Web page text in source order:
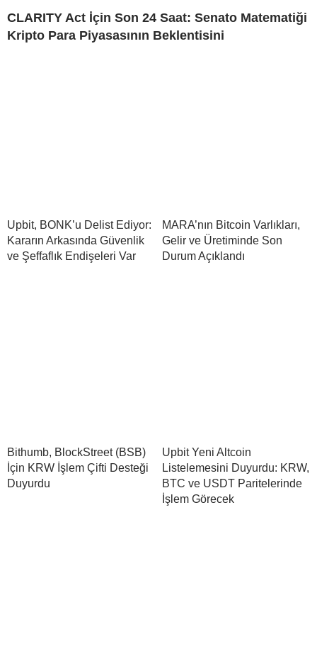
CLARITY Act İçin Son 24 Saat: Senato Matematiği
Kripto Para Piyasasının Beklentisini
Upbit, BONK’u Delist Ediyor:
Kararın Arkasında Güvenlik
ve Şeffaflık Endişeleri Var
MARA’nın Bitcoin Varlıkları,
Gelir ve Üretiminde Son
Durum Açıklandı
Bithumb, BlockStreet (BSB)
İçin KRW İşlem Çifti Desteği
Duyurdu
Upbit Yeni Altcoin
Listelemesini Duyurdu: KRW,
BTC ve USDT Paritelerinde
İşlem Görecek